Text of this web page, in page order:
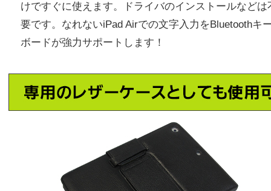
けですぐに使えます。ドライバのインストールなどは
要です。なれないiPad Airでの文字入力をBluetoothキ
ボードが強力サポートします！